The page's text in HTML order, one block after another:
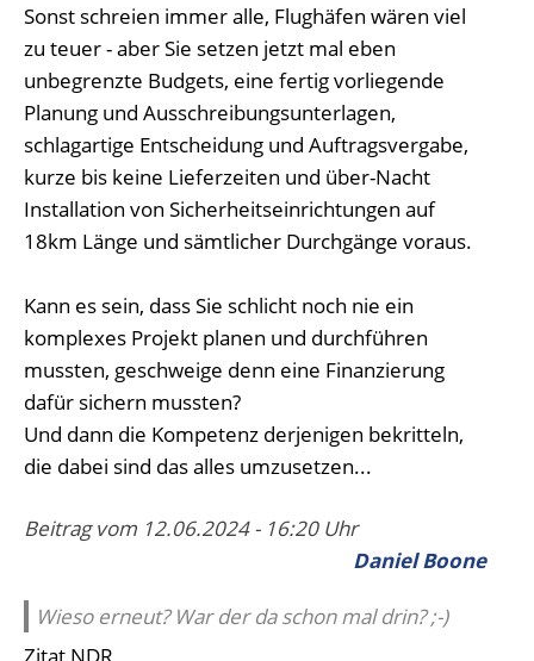
Sonst schreien immer alle, Flughäfen wären viel
zu teuer - aber Sie setzen jetzt mal eben
unbegrenzte Budgets, eine fertig vorliegende
Planung und Ausschreibungsunterlagen,
schlagartige Entscheidung und Auftragsvergabe,
kurze bis keine Lieferzeiten und über-Nacht
Installation von Sicherheitseinrichtungen auf
18km Länge und sämtlicher Durchgänge voraus.
Kann es sein, dass Sie schlicht noch nie ein
komplexes Projekt planen und durchführen
mussten, geschweige denn eine Finanzierung
dafür sichern mussten?
Und dann die Kompetenz derjenigen bekritteln,
die dabei sind das alles umzusetzen...
Beitrag vom 12.06.2024 - 16:20 Uhr
Daniel Boone
Wieso erneut? War der da schon mal drin? ;-)
Zitat NDR